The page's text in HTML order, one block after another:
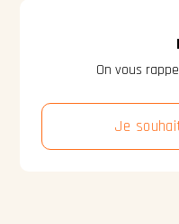
On vous
Je